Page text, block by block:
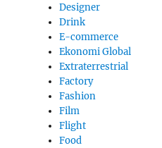
Designer
Drink
E-commerce
Ekonomi Global
Extraterrestrial
Factory
Fashion
Film
Flight
Food